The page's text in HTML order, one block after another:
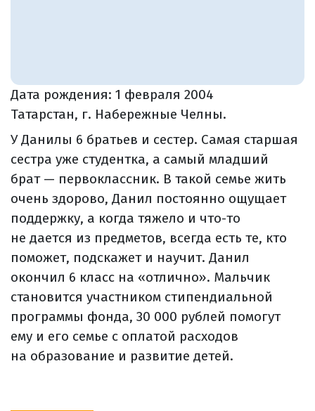
Дата рождения: 1 февраля 2004
Татарстан, г. Набережные Челны.
У Данилы 6 братьев и сестер. Самая старшая
сестра уже студентка, а самый младший
брат — первоклассник. В такой семье жить
очень здорово, Данил постоянно ощущает
поддержку, а когда тяжело и что-то
не дается из предметов, всегда есть те, кто
поможет, подскажет и научит. Данил
окончил 6 класс на «отлично». Мальчик
становится участником стипендиальной
программы фонда, 30 000 рублей помогут
ему и его семье с оплатой расходов
на образование и развитие детей.